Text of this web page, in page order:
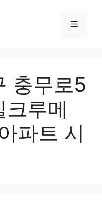
Menu
충무로5
루메
파트 시